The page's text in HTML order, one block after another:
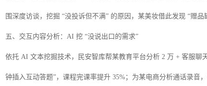
围深度访谈，挖掘 “没投诉但不满” 的原因，某美妆借此发现 “赠
五、交互内容分析：AI 挖 “没说出口的需求”
依托 AI 文本挖掘技术，民安智库帮某教育平台分析 2 万 + 客服聊
钟插入互动答题”，课程完课率提升 35%；为某电商分析通话录音